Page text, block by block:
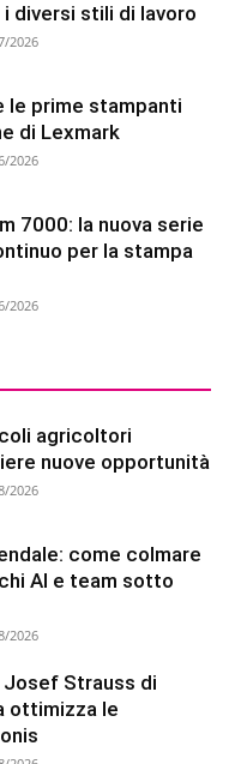
diversi stili di lavoro
2026
le prime stampanti
di Lexmark
2026
7000: la nuova serie
per la stampa
2026
agricoltori
nuove opportunità
2026
come colmare
AI e team sotto
2026
Josef Strauss di
ottimizza le